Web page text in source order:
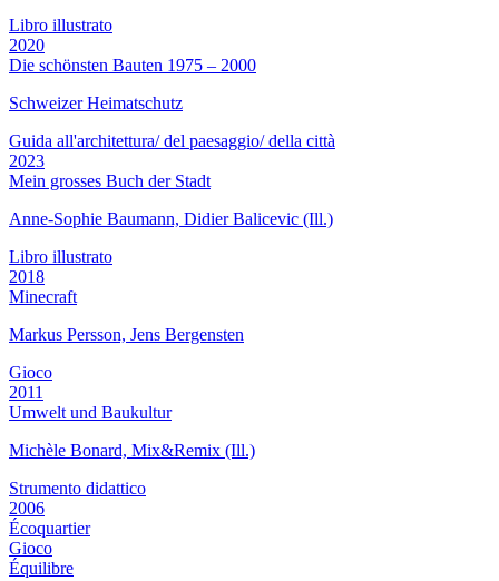
Libro illustrato
2020
Die schönsten Bauten 1975 – 2000
Schweizer Heimatschutz
Guida all'architettura/ del paesaggio/ della città
2023
Mein grosses Buch der Stadt
Anne-Sophie Baumann, Didier Balicevic (Ill.)
Libro illustrato
2018
Minecraft
Markus Persson, Jens Bergensten
Gioco
2011
Umwelt und Baukultur
Michèle Bonard, Mix&Remix (Ill.)
Strumento didattico
2006
Écoquartier
Gioco
Équilibre